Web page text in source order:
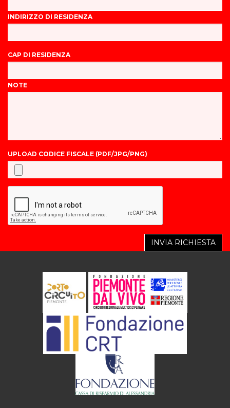
INDIRIZZO DI RESIDENZA
CAP DI RESIDENZA
NOTE
UPLOAD CODICE FISCALE (PDF/JPG/PNG)
INVIA RICHIESTA